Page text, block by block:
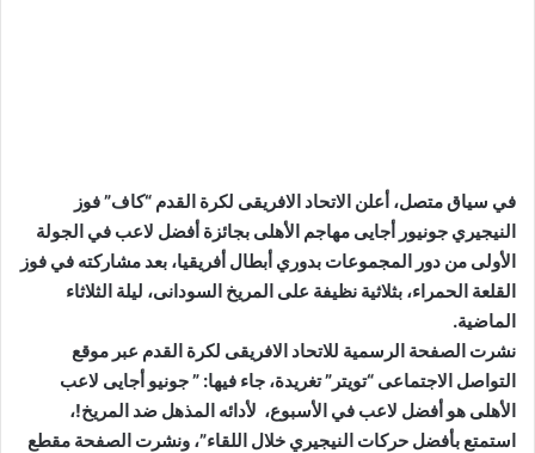
في سياق متصل، أعلن الاتحاد الافريقى لكرة القدم “كاف” فوز
النيجيري جونيور أجايى مهاجم الأهلى بجائزة أفضل لاعب في الجولة
الأولى من دور المجموعات بدوري أبطال أفريقيا، بعد مشاركته في فوز
القلعة الحمراء، بثلاثية نظيفة على المريخ السودانى، ليلة الثلاثاء
الماضية.
نشرت الصفحة الرسمية للاتحاد الافريقى لكرة القدم عبر موقع
التواصل الاجتماعى “تويتر” تغريدة، جاء فيها: ” جونيو أجايى لاعب
الأهلى هو أفضل لاعب في الأسبوع، لأدائه المذهل ضد المريخ!،
استمتع بأفضل حركات النيجيري خلال اللقاء”، ونشرت الصفحة مقطع